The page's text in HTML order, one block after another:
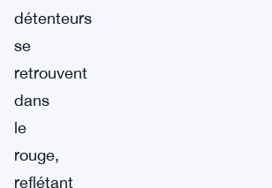
détenteurs
se
retrouvent
dans
le
rouge,
reflétant